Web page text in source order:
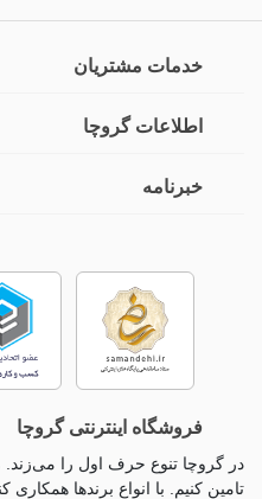
خدمات مشتریان
اطلاعات گروچا
خبرنامه
فروشگاه اینترنتی گروچا
در گروچا تنوع حرف اول را
تامین کنیم. با انواع برندها